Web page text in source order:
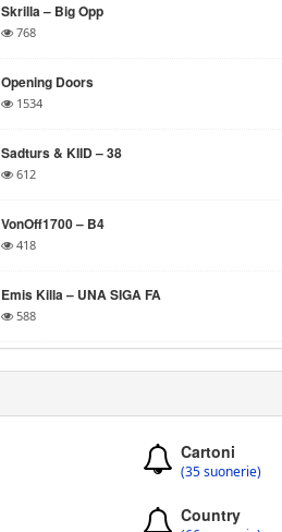
Skrilla – Big Opp
768
Opening Doors
1534
Sadturs & KIID – 38
612
VonOff1700 – B4
418
Emis Killa – UNA SIGA FA
588
Cartoni
(35 suonerie)
Country